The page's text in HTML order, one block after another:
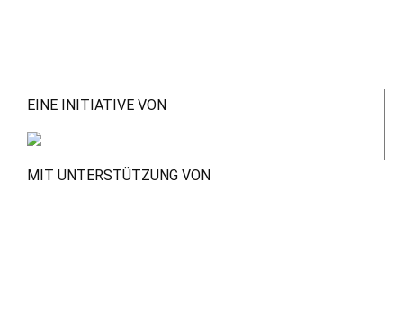
EINE INITIATIVE VON
MIT UNTERSTÜTZUNG VON